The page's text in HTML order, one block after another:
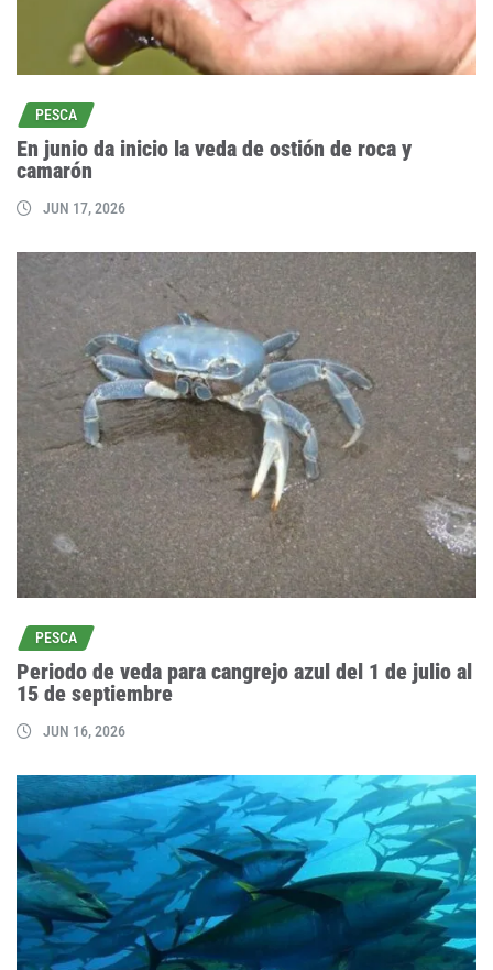
PESCA
En junio da inicio la veda de ostión de roca y
camarón
JUN 17, 2026
PESCA
Periodo de veda para cangrejo azul del 1 de julio al
15 de septiembre
JUN 16, 2026